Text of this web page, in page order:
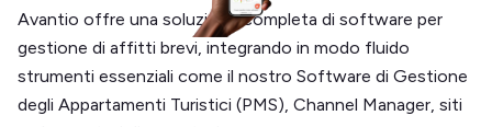
Avantio offre una soluzione completa di software per
gestione di affitti brevi, integrando in modo fluido
strumenti essenziali come il nostro Software di Gestione
degli Appartamenti Turistici (PMS), Channel Manager, siti